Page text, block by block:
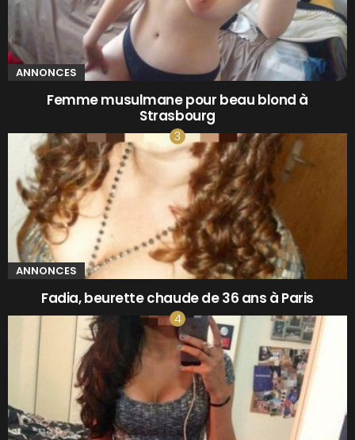
ANNONCES
Femme musulmane pour beau blond à
Strasbourg
ANNONCES
Fadia, beurette chaude de 36 ans à Paris